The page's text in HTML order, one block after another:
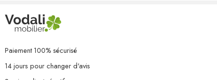
Dimensions du siège : 39/44,5 x 46 cm (l x P)
Hauteur des accoudoirs à partir du sol : 62/65 cm
Épaisseur du coussin de siège : 4 cm
L’assemblage est requis
La livraison contient :
Paiement 100% sécurisé
14 jours pour changer d'avis